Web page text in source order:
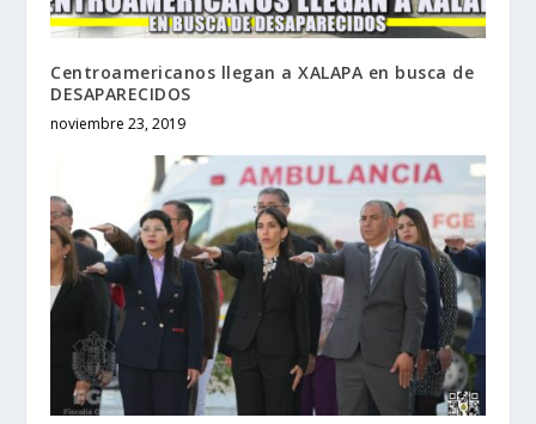
Centroamericanos llegan a XALAPA en busca de
DESAPARECIDOS
noviembre 23, 2019